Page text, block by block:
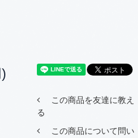
この商品を友達に教え
る
この商品について問い